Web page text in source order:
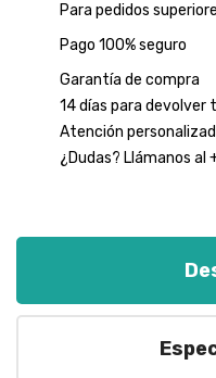
Para pedidos
Pago 100% seguro
Garantía de compra
14 días para devolver
Atención
¿Dudas? Llámanos